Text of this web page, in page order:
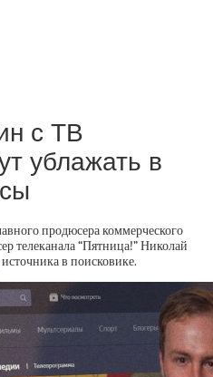
с ТВ
ублажать в
продюсера коммерческого
телеканала “Пятница!” Николай
в поисковике.